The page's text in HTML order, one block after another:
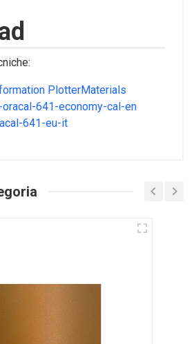
PlotterMaterials
641-economy-cal-en
641-eu-it